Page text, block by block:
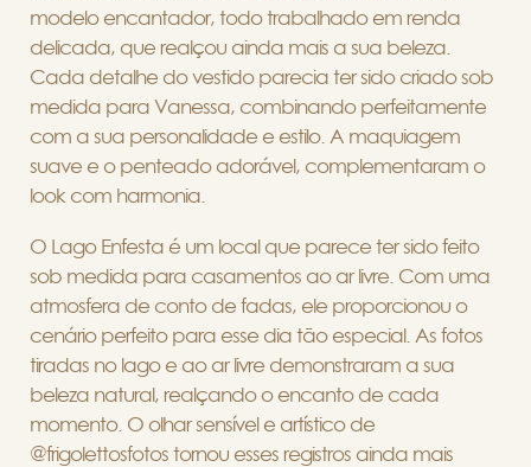
modelo encantador, todo trabalhado em renda
delicada, que realçou ainda mais a sua beleza.
Cada detalhe do vestido parecia ter sido criado sob
medida para Vanessa, combinando perfeitamente
com a sua personalidade e estilo. A maquiagem
suave e o penteado adorável, complementaram o
look com harmonia.
O Lago Enfesta é um local que parece ter sido feito
sob medida para casamentos ao ar livre. Com uma
atmosfera de conto de fadas, ele proporcionou o
cenário perfeito para esse dia tão especial. As fotos
tiradas no lago e ao ar livre demonstraram a sua
beleza natural, realçando o encanto de cada
momento. O olhar sensível e artístico de
@frigolettosfotos tornou esses registros ainda mais